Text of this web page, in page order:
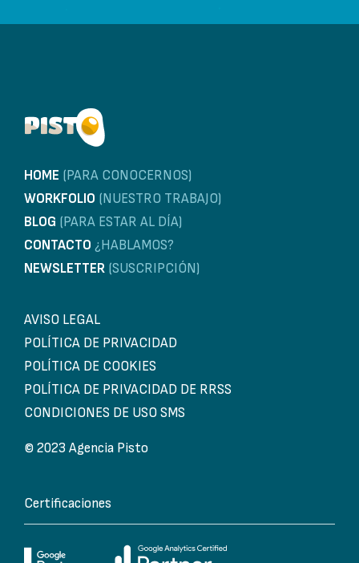
HOME (PARA CONOCERNOS)
WORKFOLIO (NUESTRO TRABAJO)
BLOG (PARA ESTAR AL DÍA)
CONTACTO ¿HABLAMOS?
NEWSLETTER (SUSCRIPCIÓN)
AVISO LEGAL
POLÍTICA DE PRIVACIDAD
POLÍTICA DE COOKIES
POLÍTICA DE PRIVACIDAD DE RRSS
CONDICIONES DE USO SMS
© 2023 Agencia Pisto
Certificaciones